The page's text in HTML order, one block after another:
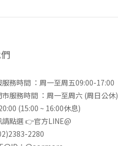
務時間 ：周一至周五09:00-17:00
市服務時間 ：周一至周六 (周日公休)
(15:00 ~ 16:00休息)
請點選 👉官方LINE@
2280